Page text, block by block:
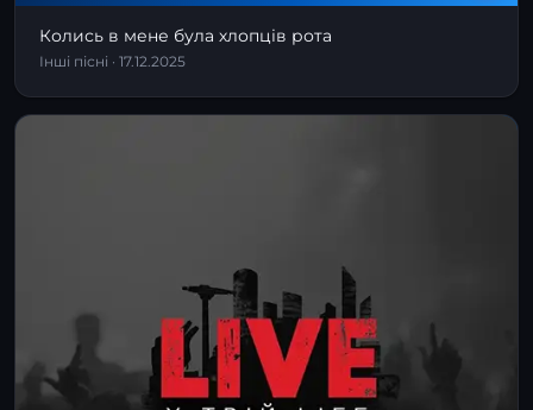
Колись в мене була хлопців рота
Інші пісні · 17.12.2025